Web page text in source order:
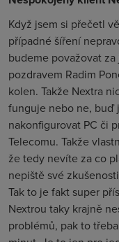
Když jsem si přečetl
případné šíření
budeme považovat
pozdravem Radim
kolen. Takže Nextra
funguje nebo ne, buď
nakonfigurovat PC či
Telecomu. Takže
že tedy nevíte za co
nepiště své
Tak to je fakt super
Nextrou taky krajně
problémů, pak to